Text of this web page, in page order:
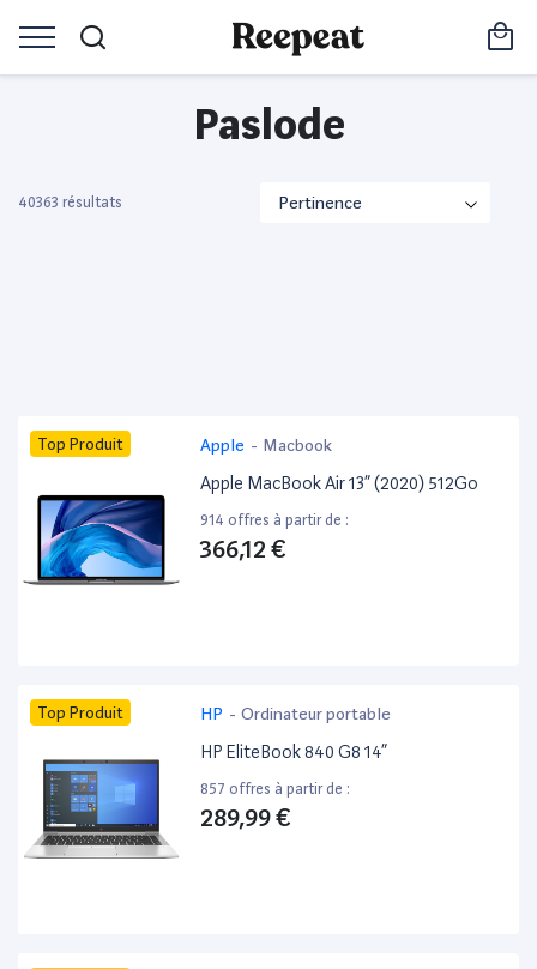
Paslode
40363 résultats
Top Produit Apple - Macbook
Apple MacBook Air 13” (2020) 512Go
914 offres à partir de :
366,12 €
Top Produit HP - Ordinateur portable
HP EliteBook 840 G8 14”
857 offres à partir de :
289,99 €